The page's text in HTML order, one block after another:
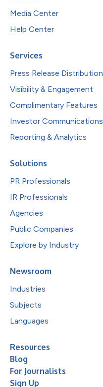
Media Center
Help Center
Services
Press Release Distribution
Visibility & Engagement
Complimentary Features
Investor Communications
Reporting & Analytics
Solutions
PR Professionals
IR Professionals
Agencies
Public Companies
Explore by Industry
Newsroom
Industries
Subjects
Languages
Resources
Blog
For Journalists
Sign Up